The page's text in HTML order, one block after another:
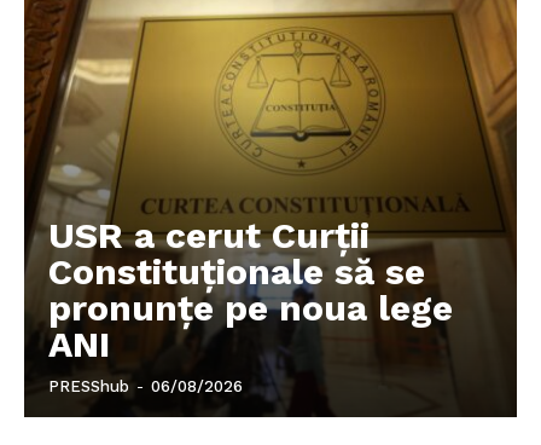
Despre noi / Echipa
Proiecte editoriale
Rețea
Contact
USR a cerut Curții
Constituționale să se
pronunțe pe noua lege
ANI
PRESShub - 06/08/2026